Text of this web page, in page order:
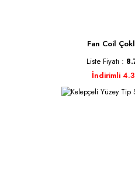
Fan Coil
Liste Fiyatı :
İndirimli